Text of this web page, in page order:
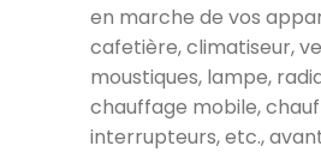
en marche de vos
cafetière, climatiseur,
moustiques, lampe,
chauffage mobile,
interrupteurs, etc.,